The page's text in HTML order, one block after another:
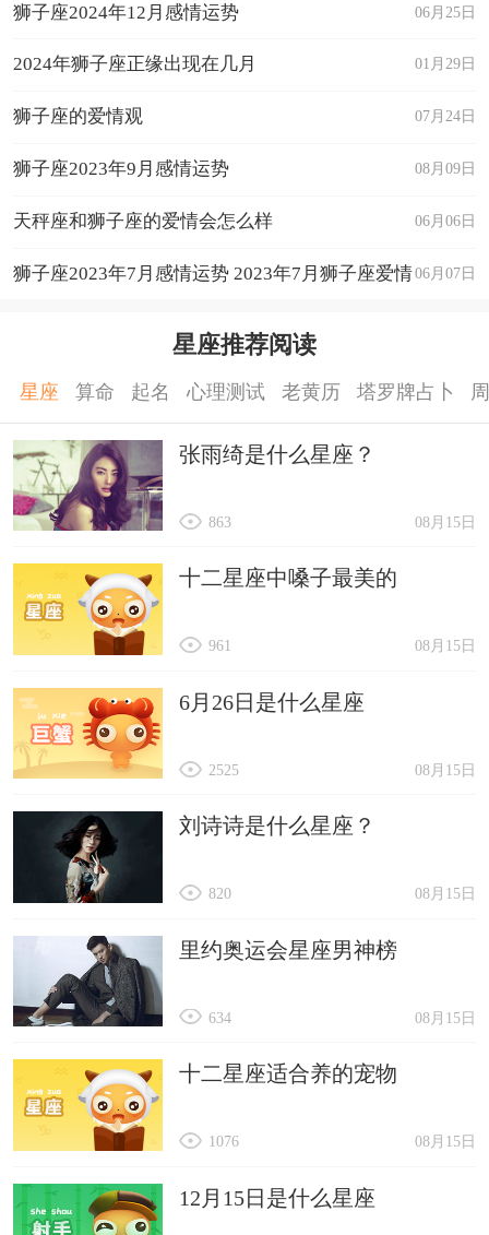
06月25日
狮子座2024年12月感情运势
01月29日
2024年狮子座正缘出现在几月
07月24日
狮子座的爱情观
08月09日
狮子座2023年9月感情运势
06月06日
天秤座和狮子座的爱情会怎么样
06月07日
狮子座2023年7月感情运势 2023年7月狮子座爱情
星座推荐阅读
星座 算命 起名 心理测试 老黄历 塔罗牌占卜
张雨绮是什么星座？
08月15日
863
十二星座中嗓子最美的
08月15日
961
6月26日是什么星座
08月15日
2525
刘诗诗是什么星座？
08月15日
820
里约奥运会星座男神榜
08月15日
634
十二星座适合养的宠物
08月15日
1076
12月15日是什么星座